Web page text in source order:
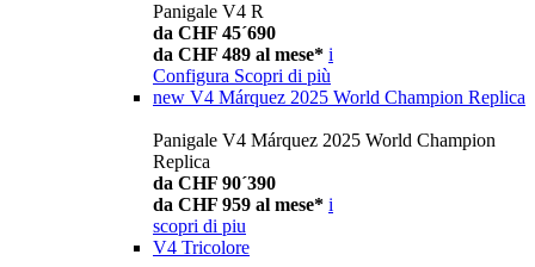
Panigale V4 R
da CHF 45´690
da CHF 489 al mese* i
Configura Scopri di più
new V4 Márquez 2025 World Champion Replica
Panigale V4 Márquez 2025 World Champion
Replica
da CHF 90´390
da CHF 959 al mese* i
scopri di piu
V4 Tricolore